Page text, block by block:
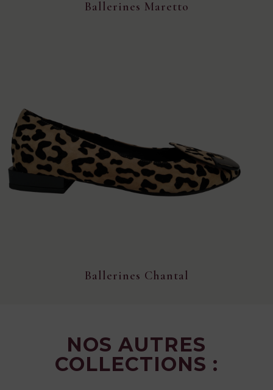
Ballerines Maretto
Ballerines Chantal
NOS AUTRES
COLLECTIONS :